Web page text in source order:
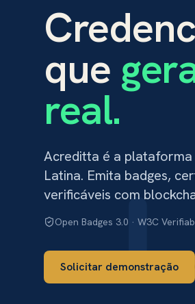
que
real.
Acreditta é a plataforma
Latina. Emita badges,
verificáveis com
Open Badges 3.0 · W3C
Solicitar demonstração